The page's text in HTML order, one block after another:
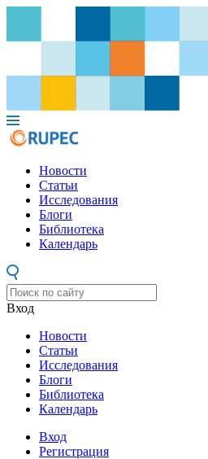
Новости
Статьи
Исследования
Блоги
Библиотека
Календарь
Вход
Новости
Статьи
Исследования
Блоги
Библиотека
Календарь
Вход
Регистрация